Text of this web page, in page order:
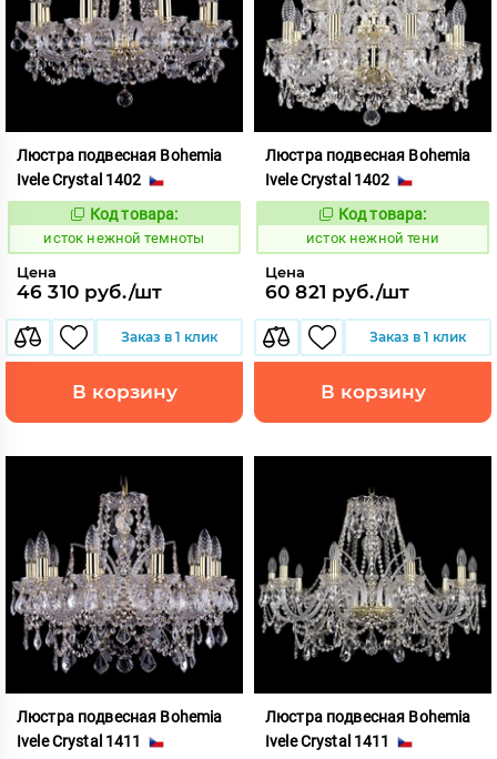
Люстра подвесная Bohemia
Ivele Crystal 1402
Код:
586227
Код товара:
исток нежной темноты
Цена
46 310 руб./шт
Заказ в 1 клик
В корзину
Люстра подвесная Bohemia
Ivele Crystal 1402
Код:
586228
Код товара:
исток нежной тени
Цена
60 821 руб./шт
Заказ в 1 клик
В корзину
Люстра подвесная Bohemia
Ivele Crystal 1411
Люстра подвесная Bohemia
Ivele Crystal 1411